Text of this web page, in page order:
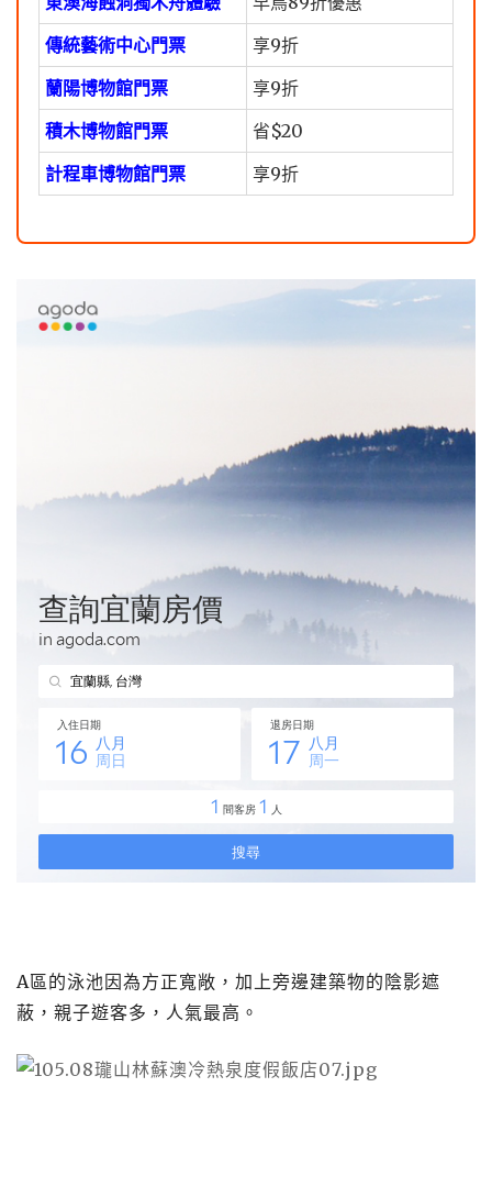
傳統藝術中心門票
享9折
蘭陽博物館門票
享9折
積木博物館門票
省$20
計程車博物館門票
享9折
A區的泳池因為方正寬敞，加上旁邊建築物的陰影遮
蔽，親子遊客多，人氣最高。